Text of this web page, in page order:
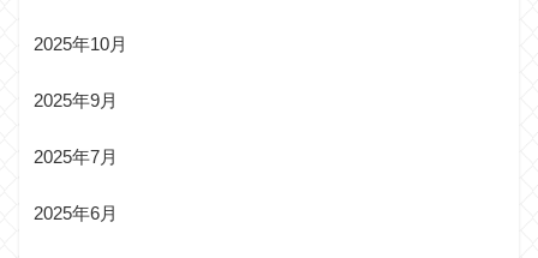
2025年10月
2025年9月
2025年7月
2025年6月